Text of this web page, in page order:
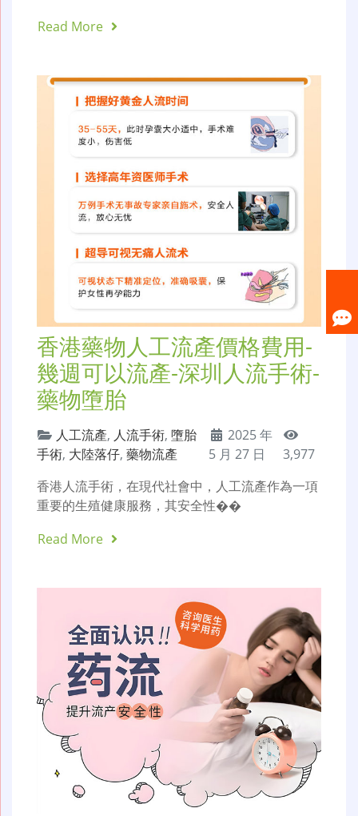
Read More
香港藥物人工流產價格費用-
幾週可以流產-深圳人流手術-
藥物墮胎
人工流產, 人流手術, 墮胎
手術, 大陸落仔, 藥物流產
2025 年
5 月 27 日
3,977
香港人流手術，在現代社會中，人工流產作為一項
重要的生殖健康服務，其安全性��
Read More